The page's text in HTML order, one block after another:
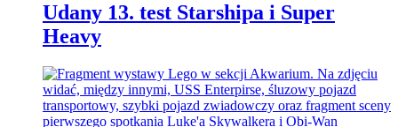
Udany 13. test Starshipa i Super
Heavy